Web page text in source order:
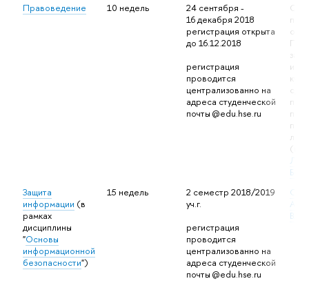
Правоведение 10 недель
24 сентября -
16 декабря 2018
регистрация открыта
до 16.12.2018
регистрация
проводится
централизованно на
адреса студенческой
почты @edu.hse.ru
Защита
информации (в
рамках
дисциплины
"Основы
информационной
безопасности")
15 недель
2 семестр 2018/2019
уч.г.
регистрация
проводится
централизованно на
адреса студенческой
почты @edu.hse.ru